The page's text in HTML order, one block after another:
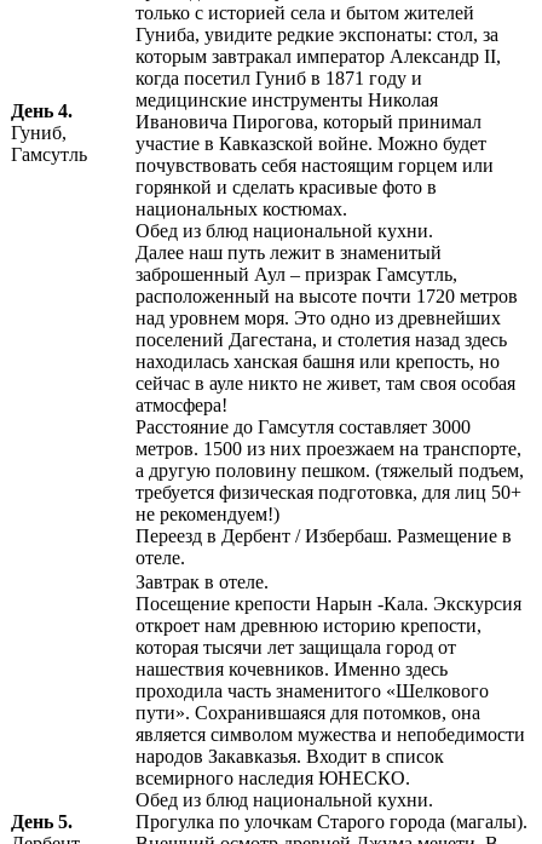
День 4.
Гуниб,
Гамсутль
только с историей села и бытом жителей
Гуниба, увидите редкие экспонаты: стол, за
которым завтракал император Александр II,
когда посетил Гуниб в 1871 году и
медицинские инструменты Николая
Ивановича Пирогова, который принимал
участие в Кавказской войне. Можно будет
почувствовать себя настоящим горцем или
горянкой и сделать красивые фото в
национальных костюмах.
Обед из блюд национальной кухни.
Далее наш путь лежит в знаменитый
заброшенный Аул – призрак Гамсутль,
расположенный на высоте почти 1720 метров
над уровнем моря. Это одно из древнейших
поселений Дагестана, и столетия назад здесь
находилась ханская башня или крепость, но
сейчас в ауле никто не живет, там своя особая
атмосфера!
Расстояние до Гамсутля составляет 3000
метров. 1500 из них проезжаем на транспорте,
а другую половину пешком. (тяжелый подъем,
требуется физическая подготовка, для лиц 50+
не рекомендуем!)
Переезд в Дербент / Избербаш. Размещение в
отеле.
День 5.
Завтрак в отеле.
Посещение крепости Нарын -Кала. Экскурсия
откроет нам древнюю историю крепости,
которая тысячи лет защищала город от
нашествия кочевников. Именно здесь
проходила часть знаменитого «Шелкового
пути». Сохранившаяся для потомков, она
является символом мужества и непобедимости
народов Закавказья. Входит в список
всемирного наследия ЮНЕСКО.
Обед из блюд национальной кухни.
Прогулка по улочкам Старого города (магалы).